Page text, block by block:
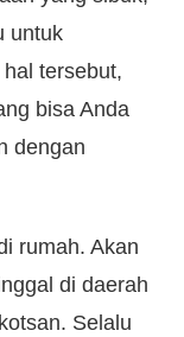
untuk
tersebut,
bisa Anda
dengan
rumah. Akan
di daerah
Selalu